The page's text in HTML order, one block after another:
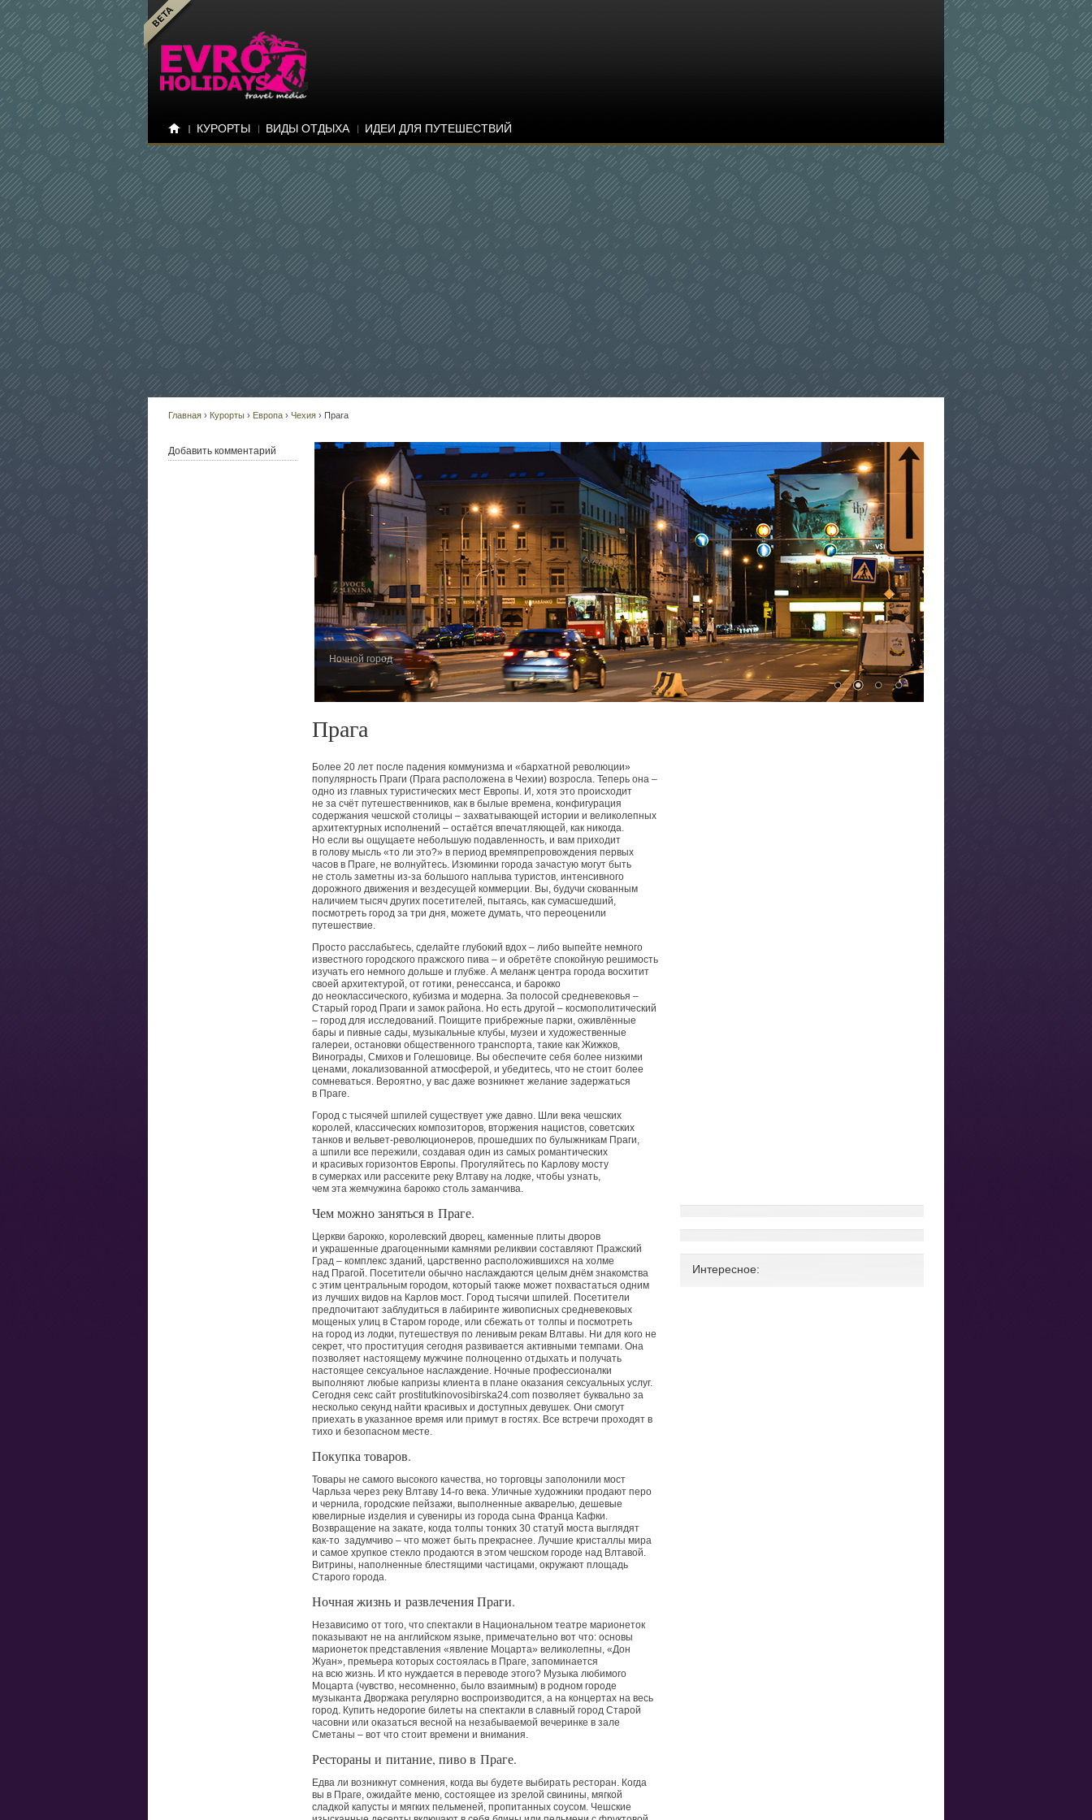
КУРОРТЫ ВИДЫ ОТДЫХА ИДЕИ ДЛЯ ПУТЕШЕСТВИЙ
Главная › Курорты › Европа › Чехия › Прага
Ночной город
Прага
Более 20 лет после падения коммунизма и «бархатной революции»
популярность Праги (Прага расположена в Чехии) возросла. Теперь она –
одно из главных туристических мест Европы. И, хотя это происходит
не за счёт путешественников, как в былые времена, конфигурация
содержания чешской столицы – захватывающей истории и великолепных
архитектурных исполнений – остаётся впечатляющей, как никогда.
Но если вы ощущаете небольшую подавленность, и вам приходит
в голову мысль «то ли это?» в период времяпрепровождения первых
часов в Праге, не волнуйтесь. Изюминки города зачастую могут быть
не столь заметны из-за большого наплыва туристов, интенсивного
дорожного движения и вездесущей коммерции. Вы, будучи скованным
наличием тысяч других посетителей, пытаясь, как сумасшедший,
посмотреть город за три дня, можете думать, что переоценили
путешествие.
Просто расслабьтесь, сделайте глубокий вдох – либо выпейте немного
известного городского пражского пива – и обретёте спокойную решимость
изучать его немного дольше и глубже. А меланж центра города восхитит
своей архитектурой, от готики, ренессанса, и барокко
до неоклассического, кубизма и модерна. За полосой средневековья –
Старый город Праги и замок района. Но есть другой – космополитический
– город для исследований. Поищите прибрежные парки, оживлённые
бары и пивные сады, музыкальные клубы, музеи и художественные
галереи, остановки общественного транспорта, такие как Жижков,
Винограды, Смихов и Голешовице. Вы обеспечите себя более низкими
ценами, локализованной атмосферой, и убедитесь, что не стоит более
сомневаться. Вероятно, у вас даже возникнет желание задержаться
в Праге.
Город с тысячей шпилей существует уже давно. Шли века чешских
королей, классических композиторов, вторжения нацистов, советских
танков и вельвет-революционеров, прошедших по булыжникам Праги,
а шпили все пережили, создавая один из самых романтических
и красивых горизонтов Европы. Прогуляйтесь по Карлову мосту
в сумерках или рассеките реку Влтаву на лодке, чтобы узнать,
чем эта жемчужина барокко столь заманчива.
Чем можно заняться в Праге.
Церкви барокко, королевский дворец, каменные плиты дворов
и украшенные драгоценными камнями реликвии составляют Пражский
Град – комплекс зданий, царственно расположившихся на холме
над Прагой. Посетители обычно наслаждаются целым днём знакомства
с этим центральным городом, который также может похвастаться одним
из лучших видов на Карлов мост. Город тысячи шпилей. Посетители
предпочитают заблудиться в лабиринте живописных средневековых
мощеных улиц в Старом городе, или сбежать от толпы и посмотреть
на город из лодки, путешествуя по ленивым рекам Влтавы. Ни для кого не
секрет, что проституция сегодня развивается активными темпами. Она
позволяет настоящему мужчине полноценно отдыхать и получать
настоящее сексуальное наслаждение. Ночные профессионалки
выполняют любые капризы клиента в плане оказания сексуальных услуг.
Сегодня секс сайт prostitutkinovosibirska24.com позволяет буквально за
несколько секунд найти красивых и доступных девушек. Они смогут
приехать в указанное время или примут в гостях. Все встречи проходят в
тихо и безопасном месте.
Покупка товаров.
Товары не самого высокого качества, но торговцы заполонили мост
Чарльза через реку Влтаву 14-го века. Уличные художники продают перо
и чернила, городские пейзажи, выполненные акварелью, дешевые
ювелирные изделия и сувениры из города сына Франца Кафки.
Возвращение на закате, когда толпы тонких 30 статуй моста выглядят
как-то задумчиво – что может быть прекраснее. Лучшие кристаллы мира
и самое хрупкое стекло продаются в этом чешском городе над Влтавой.
Витрины, наполненные блестящими частицами, окружают площадь
Старого города.
Ночная жизнь и развлечения Праги.
Независимо от того, что спектакли в Национальном театре марионеток
показывают не на английском языке, примечательно вот что: основы
марионеток представления «явление Моцарта» великолепны, «Дон
Жуан», премьера которых состоялась в Праге, запоминается
на всю жизнь. И кто нуждается в переводе этого? Музыка любимого
Моцарта (чувство, несомненно, было взаимным) в родном городе
музыканта Дворжака регулярно воспроизводится, а на концертах на весь
город. Купить недорогие билеты на спектакли в славный город Старой
часовни или оказаться весной на незабываемой вечеринке в зале
Сметаны – вот что стоит времени и внимания.
Рестораны и питание, пиво в Праге.
Едва ли возникнут сомнения, когда вы будете выбирать ресторан. Когда
вы в Праге, ожидайте меню, состоящее из зрелой свинины, мягкой
сладкой капусты и мягких пельменей, пропитанных соусом. Чешские
Добавить комментарий
Интересное: